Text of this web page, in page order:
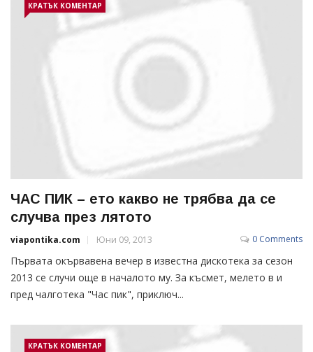
КРАТЪК КОМЕНТАР
ЧАС ПИК – ето какво не трябва да се
случва през лятото
viapontika.com Юни 09, 2013 0 Comments
Първата окървавена вечер в известна дискотека за сезон
2013 се случи още в началото му. За късмет, мелето в и
пред чалготека "Час пик", приключ...
КРАТЪК КОМЕНТАР